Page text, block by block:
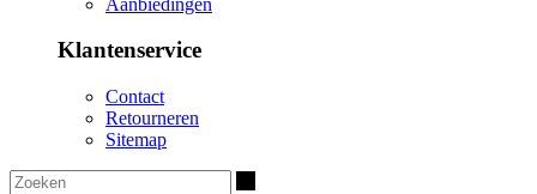
Klantenservice
Contact
Retourneren
Sitemap